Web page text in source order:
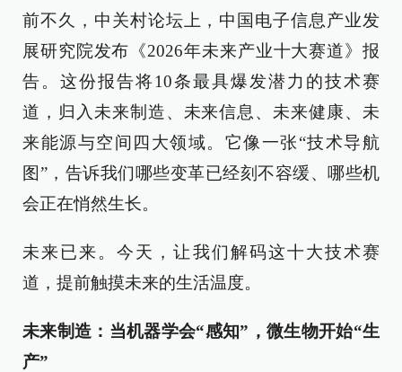
前不久，中关村论坛上，中国电子信息产业发
展研究院发布《2026年未来产业十大赛道》报
告。这份报告将10条最具爆发潜力的技术赛
道，归入未来制造、未来信息、未来健康、未
来能源与空间四大领域。它像一张“技术导航
图”，告诉我们哪些变革已经刻不容缓、哪些机
会正在悄然生长。
未来已来。今天，让我们解码这十大技术赛
道，提前触摸未来的生活温度。
未来制造：当机器学会“感知”，微生物开始“生
产”